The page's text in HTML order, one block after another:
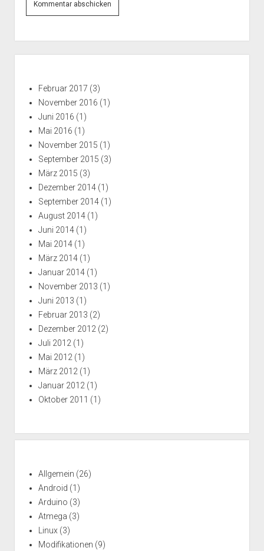
Februar 2017 (3)
November 2016 (1)
Juni 2016 (1)
Mai 2016 (1)
November 2015 (1)
September 2015 (3)
März 2015 (3)
Dezember 2014(1)
September 2014(1)
August 2014(1)
Juni 2014(1)
Mai 2014(1)
März 2014(1)
Januar 2014(1)
November 2013 (1)
Juni 2013 (1)
Februar 2013 (2)
Dezember 2012 (2)
Juli 2012 (1)
Mai 2012 (1)
März 2012 (1)
Januar 2012 (1)
Oktober 2011 (1)
Allgemein (26)
Android (1)
Arduino (3)
Atmega (3)
Linux (3)
Modifikationen (9)